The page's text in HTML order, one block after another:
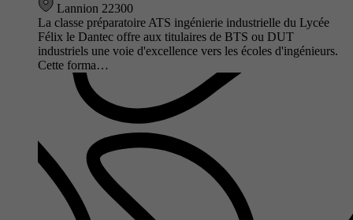
Lannion 22300
La classe préparatoire ATS ingénierie industrielle du Lycée
Félix le Dantec offre aux titulaires de BTS ou DUT
industriels une voie d'excellence vers les écoles d'ingénieurs.
Cette forma…